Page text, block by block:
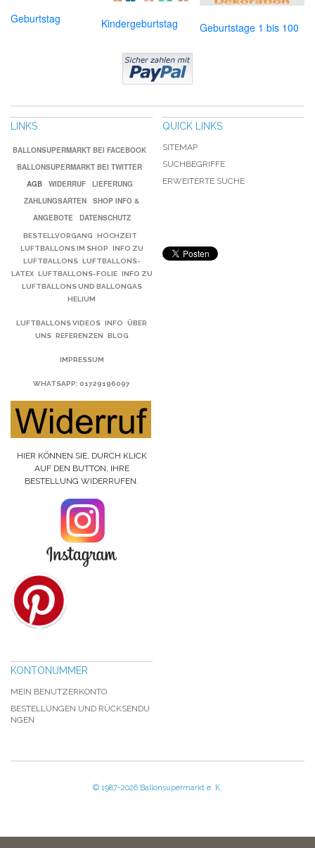
Geburtstag Kindergeburtstag Geburtstage 1 bis 100
LINKS
BALLONSUPERMARKT BEI FACEBOOK
BALLONSUPERMARKT BEI TWITTER
AGB
WIDERRUF
LIEFERUNG
ZAHLUNGSARTEN
SHOP INFO &
ANGEBOTE
DATENSCHUTZ
BESTELLVORGANG
HOCHZEIT
LUFTBALLONS IM SHOP
INFO ZU
LUFTBALLONS LUFTBALLONS-
LATEX LUFTBALLONS-FOLIE INFO ZU
LUFTBALLONS UND BALLONGAS
HELIUM
LUFTBALLONS VIDEOS INFO
ÜBER
UNS REFERENZEN BLOG
IMPRESSUM
WHATSAPP: 01729196097
HIER KÖNNEN SIE, DURCH KLICK
AUF DEN BUTTON, IHRE
BESTELLUNG WIDERRUFEN.
QUICK LINKS
SITEMAP
SUCHBEGRIFFE
ERWEITERTE SUCHE
KONTONUMMER
MEIN BENUTZERKONTO
BESTELLUNGEN UND RÜCKSENDU
NGEN
© 1987-2026 Ballonsupermarkt e. K.